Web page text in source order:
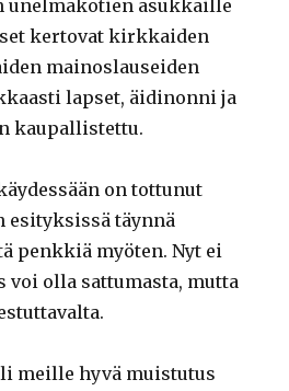
unelmakotien asukkaille
kertovat kirkkaiden
mainoslauseiden
lapset, äidinonni ja
kaupallistettu.
on tottunut
esityksissä täynnä
penkkiä myöten. Nyt ei
voi olla sattumasta, mutta
meille hyvä muistutus